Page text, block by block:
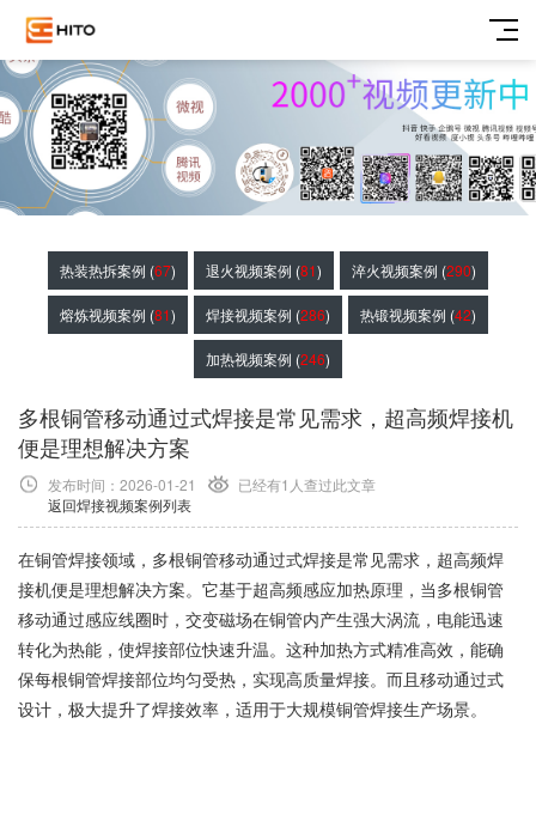
热装热拆案例 (67) 退火视频案例 (81) 淬火视频案例 (290)
熔炼视频案例 (81) 焊接视频案例 (286) 热锻视频案例 (42)
加热视频案例 (246)
多根铜管移动通过式焊接是常见需求，超高频焊接机
便是理想解决方案
发布时间：2026-01-21 已经有1 人查过此文章
返回焊接视频案例列表
在铜管焊接领域，多根铜管移动通过式焊接是常见需求，超高频焊
接机便是理想解决方案。它基于超高频感应加热原理，当多根铜管
移动通过感应线圈时，交变磁场在铜管内产生强大涡流，电能迅速
转化为热能，使焊接部位快速升温。这种加热方式精准高效，能确
保每根铜管焊接部位均匀受热，实现高质量焊接。而且移动通过式
设计，极大提升了焊接效率，适用于大规模铜管焊接生产场景。